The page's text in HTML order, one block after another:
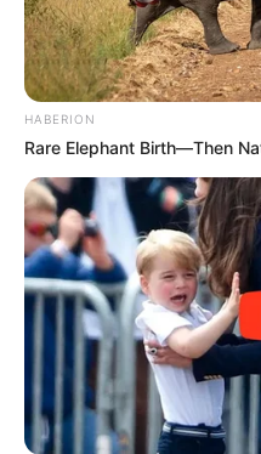
HABERION
Rare Elephant Birth—Then